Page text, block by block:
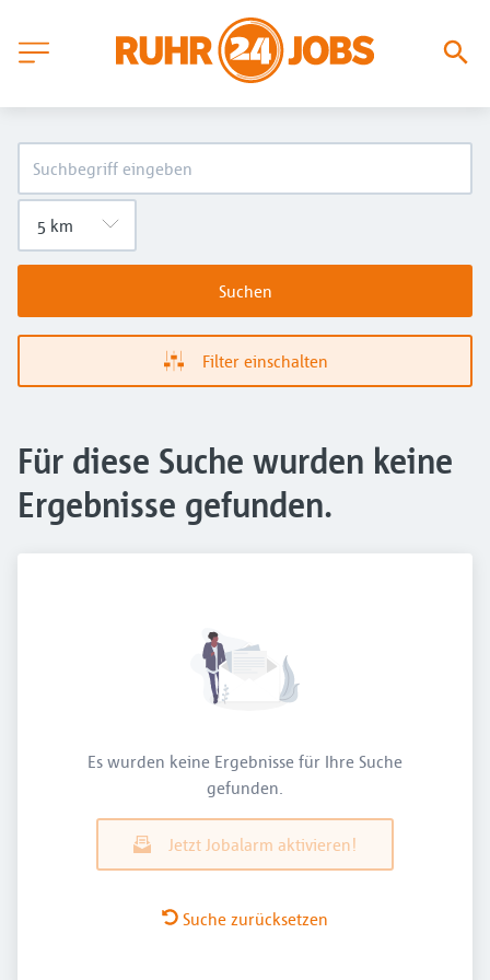
Suchen
Filter einschalten
Für diese Suche wurden keine
Ergebnisse gefunden.
Es wurden keine Ergebnisse für Ihre Suche
gefunden.
Jetzt Jobalarm aktivieren!
Suche zurücksetzen